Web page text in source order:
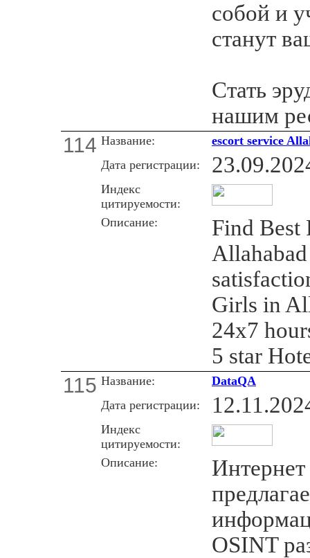
собой и
станут
Стать
нашим
114 Название:
escort service
Дата регистрации:
Индекс
цитируемости:
Описание:
Find Best
Girls in
24x7
5 star
115 Название:
DataQA
Дата регистрации:
Индекс
цитируемости:
Описание:
OSINT